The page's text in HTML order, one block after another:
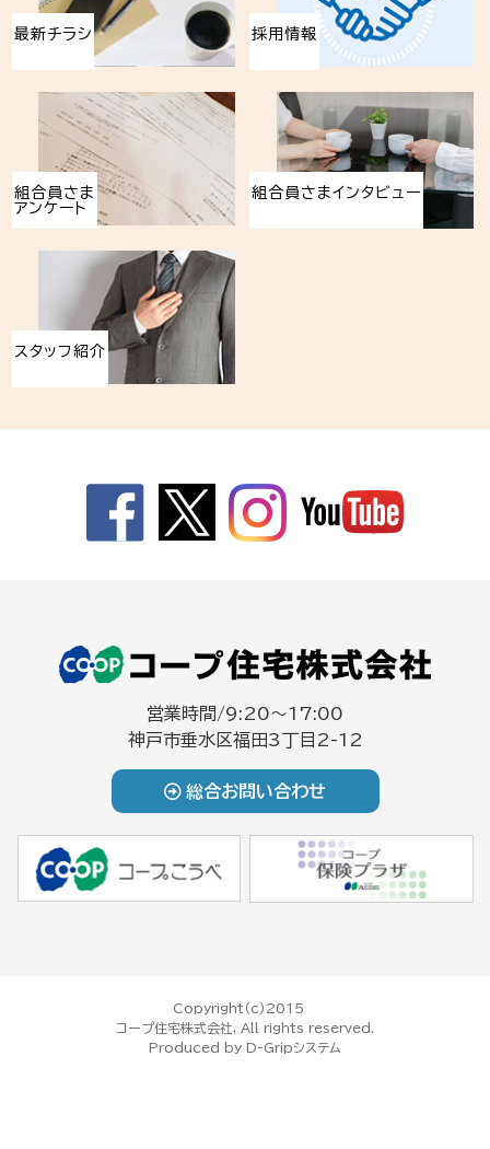
最新チラシ 採用情報
組合員さま
アンケート
組合員さまインタビュー
スタッフ紹介
営業時間/9:20～17:00
神戸市垂水区福田3丁目2-12
総合お問い合わせ
Copyright(c)2015
コープ住宅株式会社, All rights reserved.
Produced by D-Gripシステム